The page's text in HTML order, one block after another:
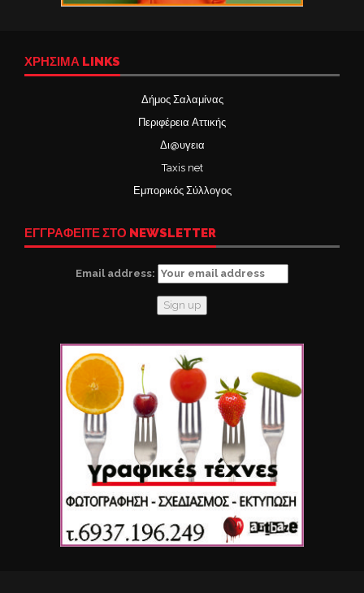
ΧΡΉΣΙΜΑ LINKS
Δήμος Σαλαμίνας
Περιφέρεια Αττικής
Δι@υγεια
Taxis net
Εμπορικός Σύλλογος
ΕΓΓΡΑΦΕΙΤΕ ΣΤΟ NEWSLETTER
Email address: